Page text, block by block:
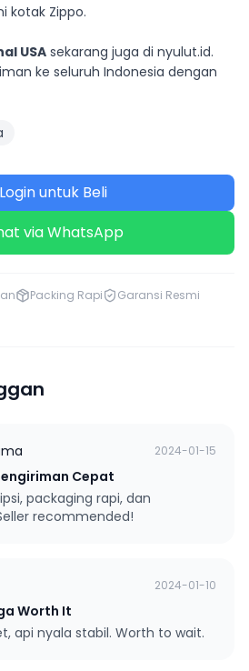
kotak Zippo.
USAsekarang juga di nyulut.id.
ke seluruh Indonesia dengan
Login untuk Beli
via WhatsApp
Packing Rapi Garansi Resmi
2024-01-15
Cepat
packaging rapi, dan
recommended!
2024-01-10
Worth It
api nyala stabil. Worth to wait.